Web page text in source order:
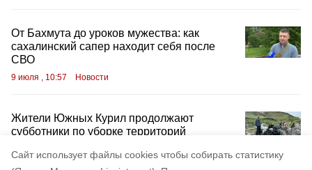
Cайт использует файлы cookies чтобы собирать статистику
От Бахмута до уроков мужества: как
сахалинский сапер находит себя после
СВО
9 июля , 10:57 Новости
Жители Южных Курил продолжают
субботники по уборке территорий
7 июля , 22:37 Новости